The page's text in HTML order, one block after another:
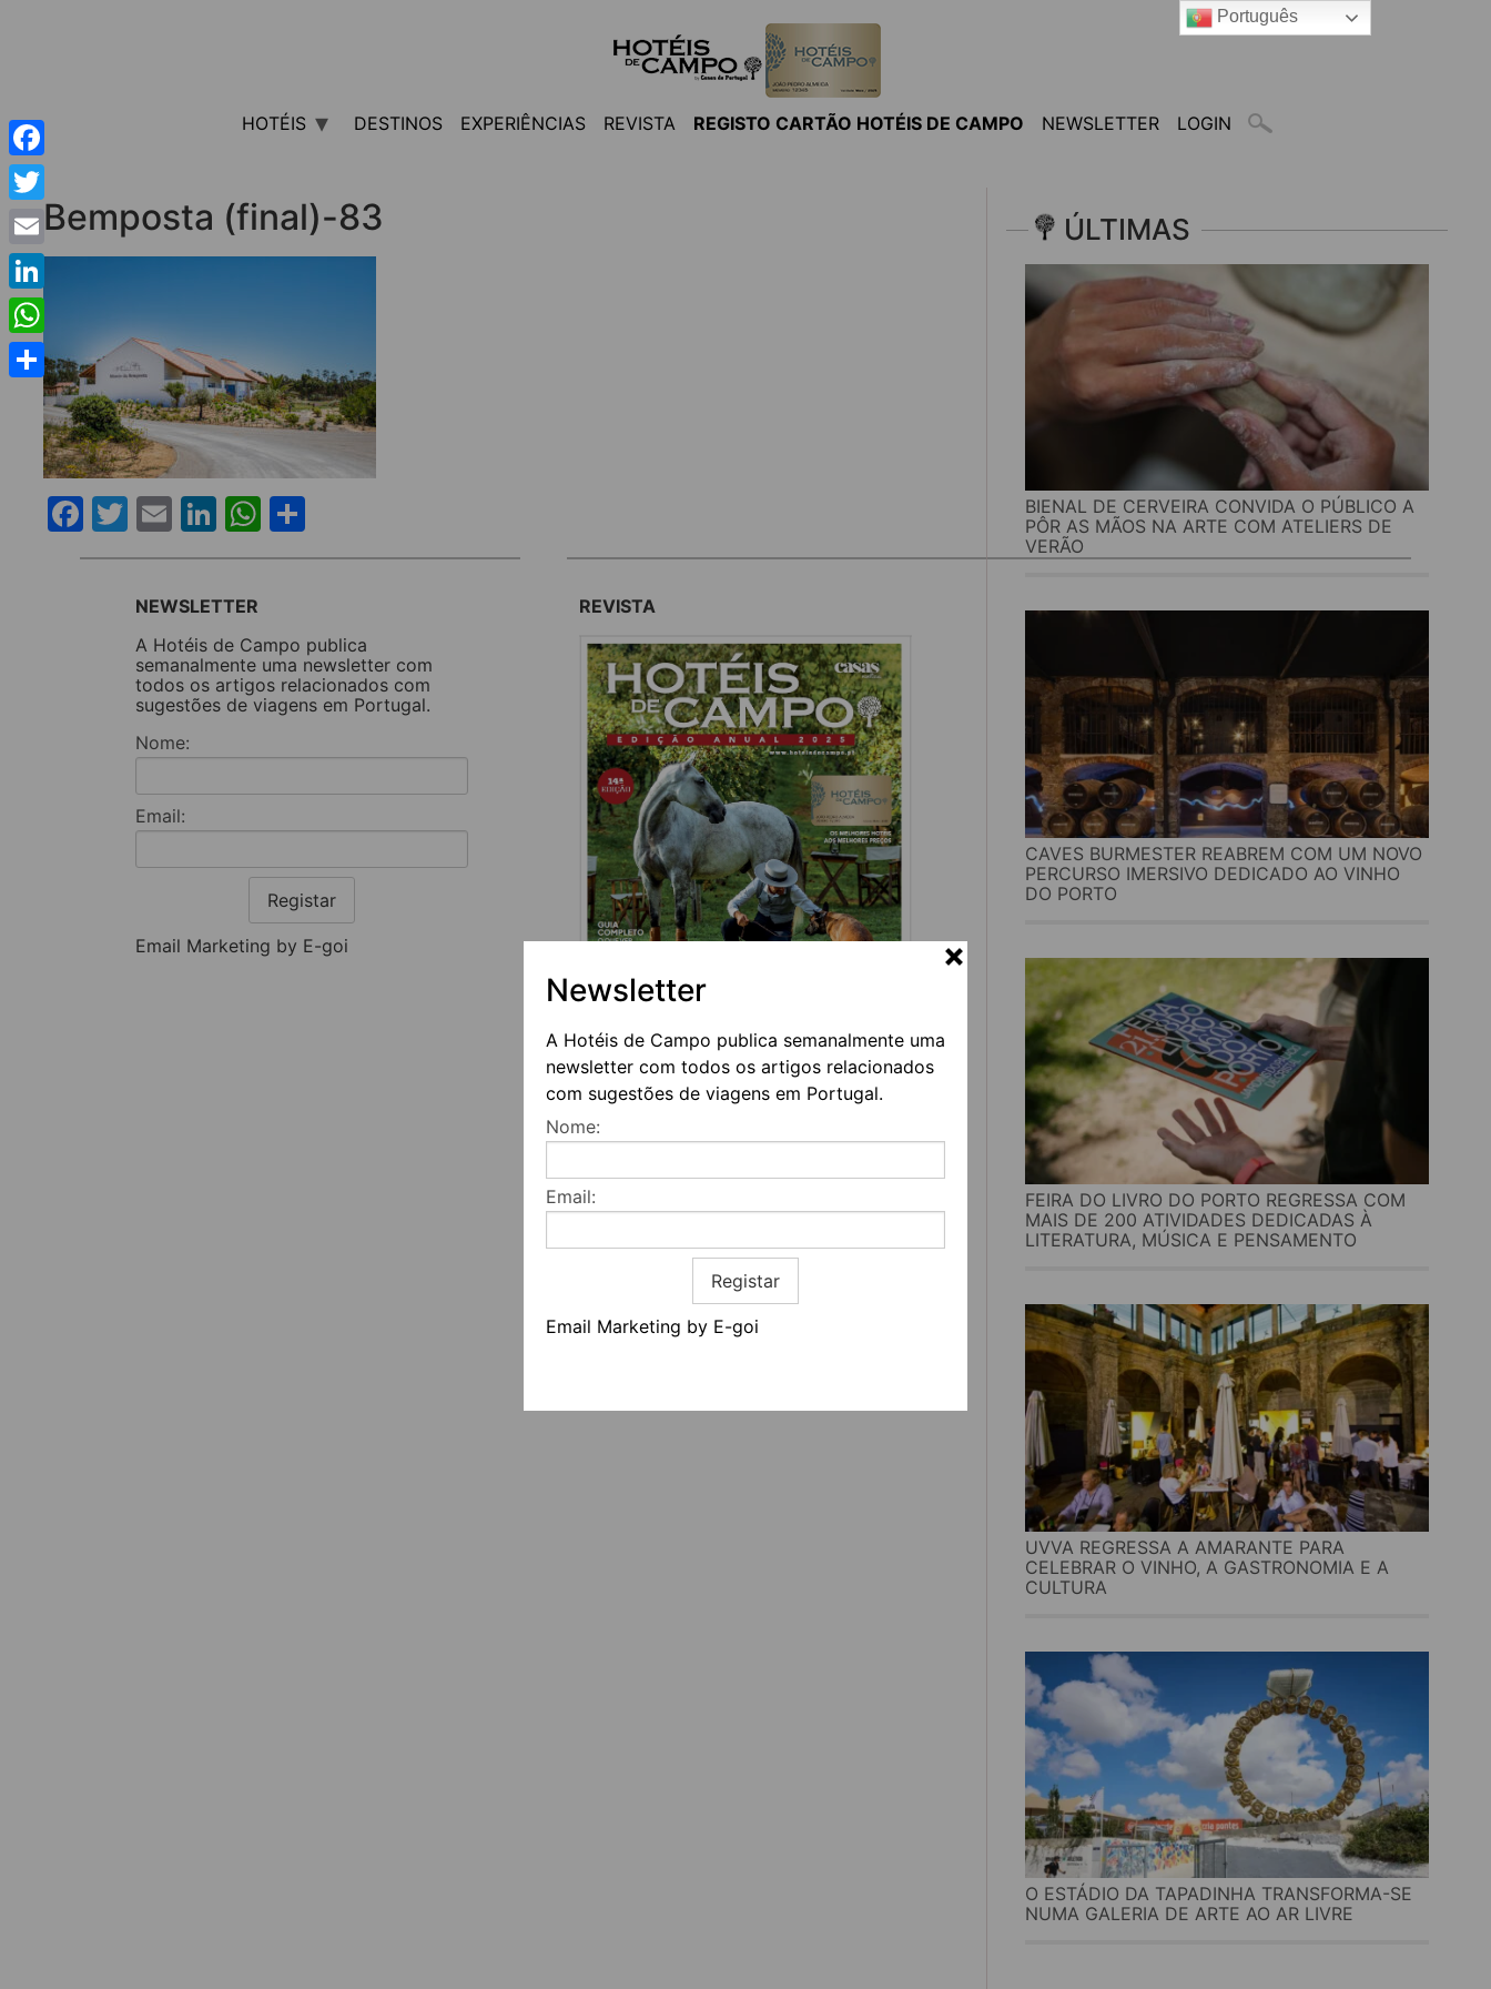
Newsletter
A Hotéis de Campo publica semanalmente uma
newsletter com todos os artigos relacionados
com sugestões de viagens em Portugal.
Nome:
Email:
Registar
Email Marketing by E-goi
HOTÉIS DESTINOS EXPERIÊNCIAS REVISTA REGISTO CARTÃO HOTÉIS DE CAMPO NEWSLETTER LOGIN
Bemposta (final)-83
Facebook
Twitter
EmailLinkedIn
WhatsApp
ÚLTIMAS
BIENAL DE CERVEIRA CONVIDA O PÚBLICO A
PÔR AS MÃOS NA ARTE COM ATELIERS DE
VERÃO
CAVES BURMESTER REABREM COM UM NOVO
PERCURSO IMERSIVO DEDICADO AO VINHO
DO PORTO
FEIRA DO LIVRO DO PORTO REGRESSA COM
MAIS DE 200 ATIVIDADES DEDICADAS À
LITERATURA, MÚSICA E PENSAMENTO
UVVA REGRESSA A AMARANTE PARA
CELEBRAR O VINHO, A GASTRONOMIA E A
CULTURA
O ESTÁDIO DA TAPADINHA TRANSFORMA-SE
NUMA GALERIA DE ARTE AO AR LIVRE
NEWSLETTER
A Hotéis de Campo publica
semanalmente uma newsletter com
todos os artigos relacionados com
sugestões de viagens em Portugal.
Nome:
Email:
Registar
Email Marketing by E-goi
REVISTA
Contactos
Estatuto editorial
Informação geral
Facebook
Twitter
Email
LinkedIn
WhatsApp
Share
Português